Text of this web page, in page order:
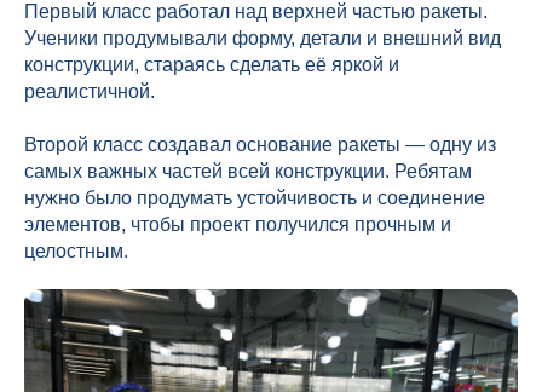
Первый класс работал над верхней частью ракеты.
Ученики продумывали форму, детали и внешний вид
конструкции, стараясь сделать её яркой и
реалистичной.
Второй класс создавал основание ракеты — одну из
самых важных частей всей конструкции. Ребятам
нужно было продумать устойчивость и соединение
элементов, чтобы проект получился прочным и
целостным.